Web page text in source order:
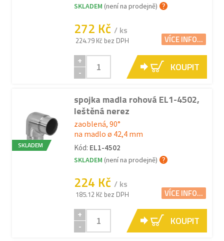
SKLADEM (není na prodejně)
272 Kč / ks
224.79 Kč bez DPH VÍCE INFO...
+
-
KOUPIT
SKLADEM
spojka madla rohová EL1-4502,
leštěná nerez
zaoblená, 90°
na madlo ø 42,4 mm
Kód: EL1-4502
SKLADEM (není na prodejně)
224 Kč / ks
185.12 Kč bez DPH VÍCE INFO...
+
-
KOUPIT